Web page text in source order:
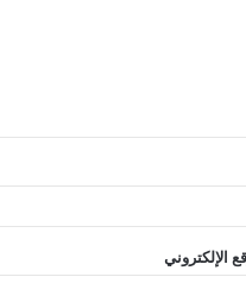
الإلكتروني